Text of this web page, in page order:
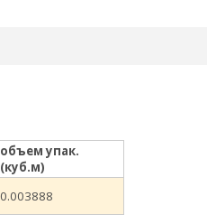
объем упак.
(куб.м)
0.003888